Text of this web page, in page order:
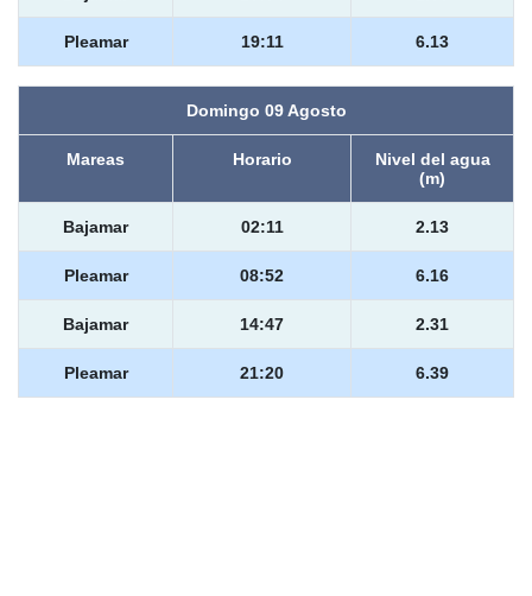
Pleamar 19:11 6.13
Domingo 09 Agosto
Mareas Horario
Nivel del agua
(m)
Bajamar 02:11 2.13
Pleamar 08:52 6.16
Bajamar 14:47 2.31
Pleamar 21:20 6.39